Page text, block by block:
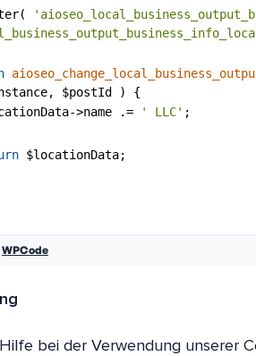
bei der Verwendung unserer